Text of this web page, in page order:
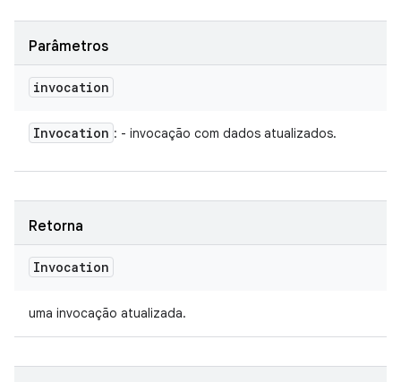
Parâmetros
invocation
Invocation : - invocação com dados atualizados.
Retorna
Invocation
uma invocação atualizada.